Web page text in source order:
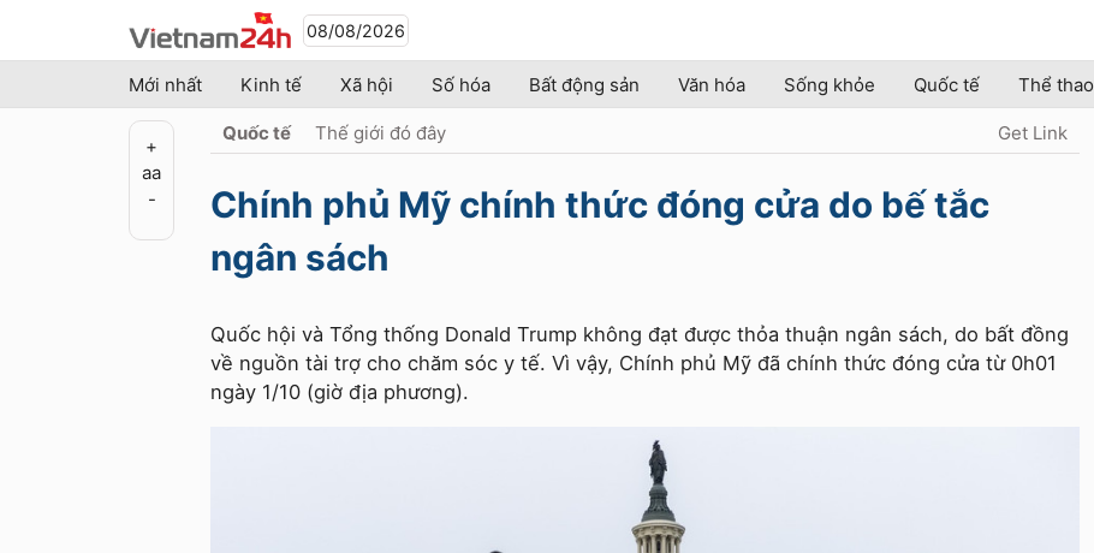
08/08/2026
Mới nhất Kinh tế Xã hội Số hóa Bất động sản Văn hóa Sống khỏe Quốc tế Thể thao
+
aa
-
Quốc tế Thế giới đó đây Get Link
Chính phủ Mỹ chính thức đóng cửa do bế tắc
ngân sách
Quốc hội và Tổng thống Donald Trump không đạt được thỏa thuận ngân sách, do bất đồng
về nguồn tài trợ cho chăm sóc y tế. Vì vậy, Chính phủ Mỹ đã chính thức đóng cửa từ 0h01
ngày 1/10 (giờ địa phương).